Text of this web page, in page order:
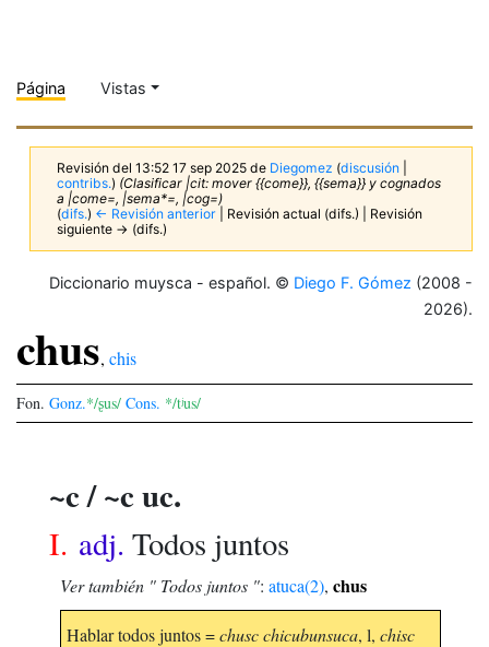
Página Vistas
Revisión del 13:52 17 sep 2025 de Diegomez (discusión
contribs.) (Clasificar |cit: mover {{come}}, {{sema}} y cognados
a |come=, |sema*=, |cog=)
(difs.) ← Revisión anterior | Revisión actual (difs.) | Revisión
siguiente → (difs.)
Diccionario muysca - español. © Diego F. Gómez (2008 -
2026).
chus, chis
Fon. Gonz.*/ʂus/ Cons. */tʲus/
~c / ~c uc.
I. adj. Todos juntos
Ver también " Todos juntos ": atuca(2), chus
Hablar todos juntos =chusc chicubunsuca, l, chisc